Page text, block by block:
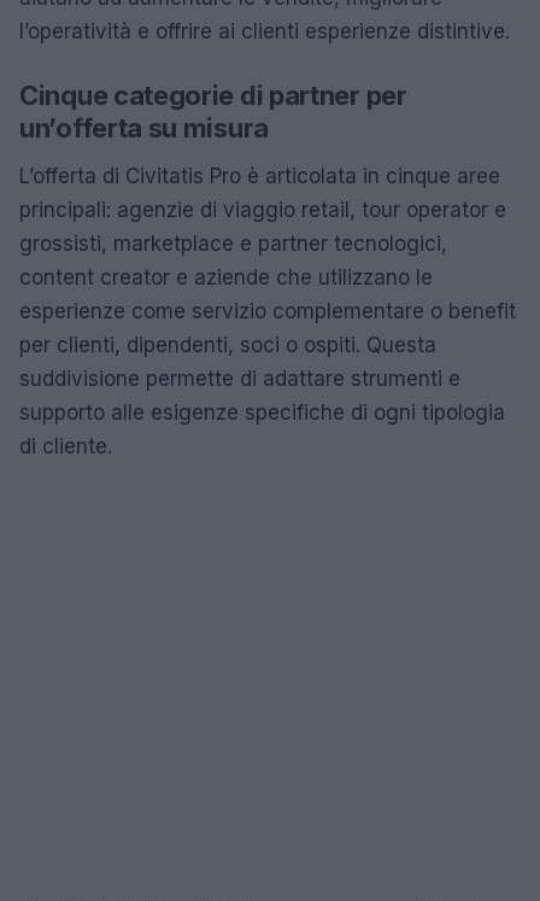
l’operatività e offrire ai clienti esperienze distintive.
Cinque categorie di partner per
un’offerta su misura
L’offerta di Civitatis Pro è articolata in cinque aree
principali: agenzie di viaggio retail, tour operator e
grossisti, marketplace e partner tecnologici,
content creator e aziende che utilizzano le
esperienze come servizio complementare o benefit
per clienti, dipendenti, soci o ospiti. Questa
suddivisione permette di adattare strumenti e
supporto alle esigenze specifiche di ogni tipologia
di cliente.